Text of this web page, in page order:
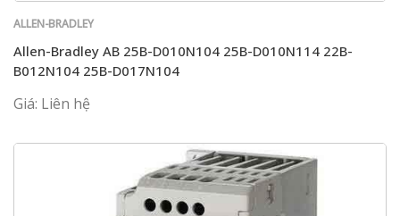
ALLEN-BRADLEY
Allen-Bradley AB 25B-D010N104 25B-D010N114 22B-
B012N104 25B-D017N104
Giá: Liên hệ